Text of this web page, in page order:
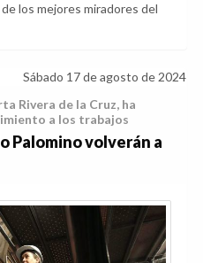
los mejores miradores del
Sábado 17 de agosto de 2024
Rivera de la Cruz, ha
a los trabajos
Palomino volverán a